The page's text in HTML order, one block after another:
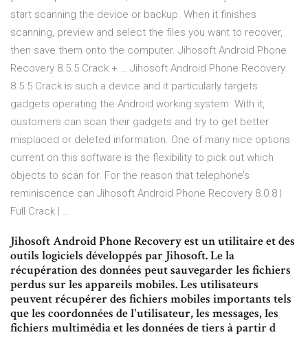
start scanning the device or backup. When it finishes
scanning, preview and select the files you want to recover,
then save them onto the computer. Jihosoft Android Phone
Recovery 8.5.5 Crack + … Jihosoft Android Phone Recovery
8.5.5 Crack is such a device and it particularly targets
gadgets operating the Android working system. With it,
customers can scan their gadgets and try to get better
misplaced or deleted information. One of many nice options
current on this software is the flexibility to pick out which
objects to scan for. For the reason that telephone’s
reminiscence can Jihosoft Android Phone Recovery 8.0.8 |
Full Crack | …
Jihosoft Android Phone Recovery est un utilitaire et des
outils logiciels développés par Jihosoft. Le la
récupération des données peut sauvegarder les fichiers
perdus sur les appareils mobiles. Les utilisateurs
peuvent récupérer des fichiers mobiles importants tels
que les coordonnées de l'utilisateur, les messages, les
fichiers multimédia et les données de tiers à partir d